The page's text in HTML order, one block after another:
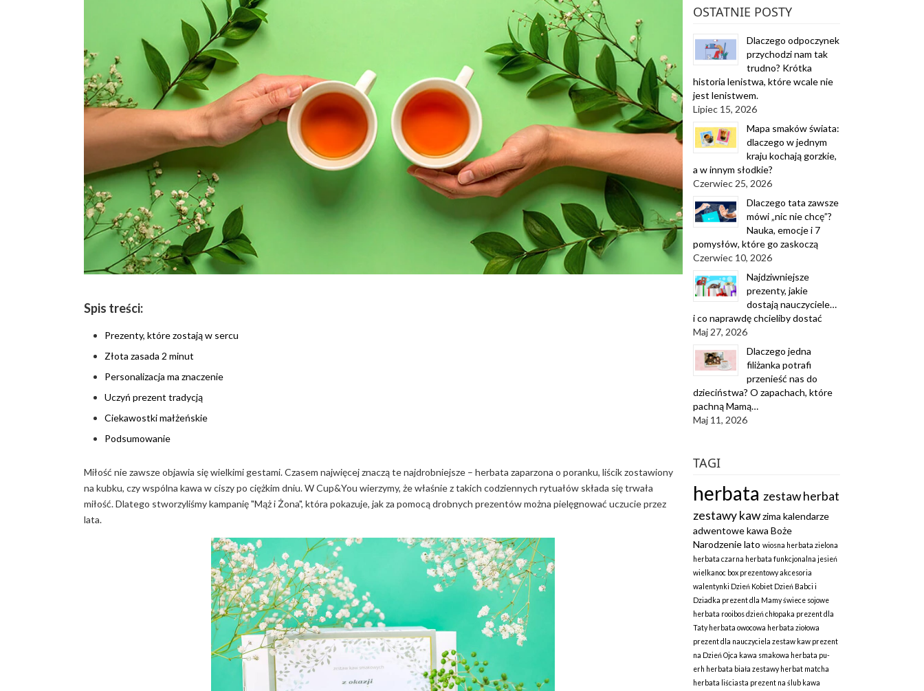
Spis treści:
Prezenty, które zostają w sercu
Złota zasada 2 minut
Personalizacja ma znaczenie
Uczyń prezent tradycją
Ciekawostki małżeńskie
Podsumowanie
Miłość nie zawsze objawia się wielkimi gestami. Czasem najwięcej znaczą te najdrobniejsze – herbata zaparzona o poranku, liścik zostawiony
na kubku, czy wspólna kawa w ciszy po ciężkim dniu. W Cup&You wierzymy, że właśnie z takich codziennych rytuałów składa się trwała
miłość. Dlatego stworzyliśmy kampanię "Mąż i Żona", która pokazuje, jak za pomocą drobnych prezentów można pielęgnować uczucie przez
lata.
OSTATNIE POSTY
Dlaczego odpoczynek
przychodzi nam tak
trudno? Krótka
historia lenistwa, które wcale nie
jest lenistwem.
Lipiec 15, 2026
Mapa smaków świata:
dlaczego w jednym
kraju kochają gorzkie,
a w innym słodkie?
Czerwiec 25, 2026
Dlaczego tata zawsze
mówi „nic nie chcę”?
Nauka, emocje i 7
pomysłów, które go zaskoczą
Czerwiec 10, 2026
Najdziwniejsze
prezenty, jakie
dostają nauczyciele…
i co naprawdę chcieliby dostać
Maj 27, 2026
Dlaczego jedna
filiżanka potrafi
przenieść nas do
dzieciństwa? O zapachach, które
pachną Mamą…
Maj 11, 2026
TAGI
herbata zestaw herbat
zestawy kawzima kalendarze
adwentowekawa Boże
Narodzenielato wiosna herbata zielona
herbata czarna herbata funkcjonalna jesień
wielkanoc box prezentowyakcesoria
walentynki Dzień Kobiet Dzień Babci i
Dziadka prezent dla Mamyświece sojowe
herbata rooibosdzień chłopaka prezent dla
Taty herbata owocowa herbata ziołowa
prezent dla nauczyciela zestaw kaw prezent
na Dzień Ojca kawa smakowa herbata pu-
erh herbata biała zestawy herbat matcha
herbata liściasta prezent na ślub kawa